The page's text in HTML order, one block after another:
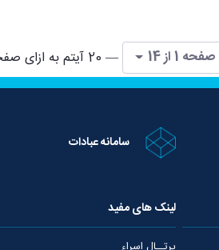
صفحه 1 از 14 — 20 آیتم به ازای صفحه
سامانه عبادات
لینک های مفید